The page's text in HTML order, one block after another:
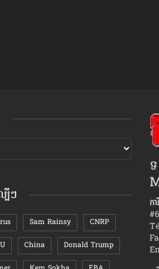
ម្តាយក្មេក» ស្ដ្រីរឹងម
បីៗ
Sam Rainsy CNRP
China Donald Trump
ក